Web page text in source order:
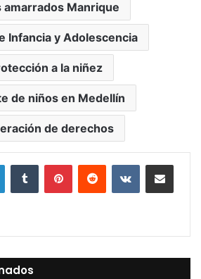
amarrados Manrique
Infancia y Adolescencia
a la niñez
de niños en Medellín
de derechos
LinkedInTumblr PinterestReddit VKontakteCompartir vía Mail